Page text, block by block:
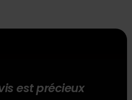
est précieux